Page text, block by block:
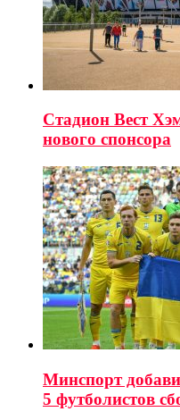
Стадион Вест
нового спонсора
Минспорт
5 футболистов